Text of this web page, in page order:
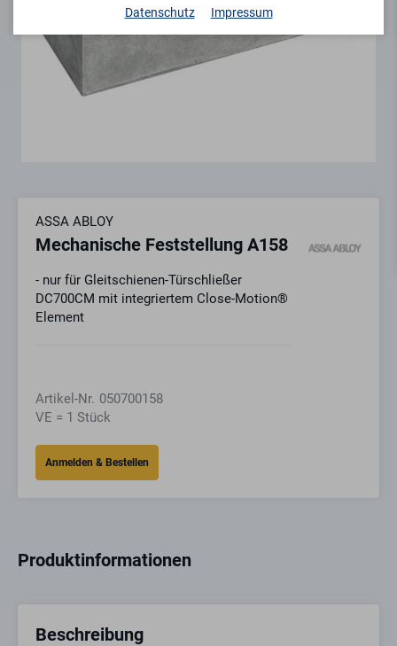
ASSA ABLOY
Mechanische Feststellung A158
- nur für Gleitschienen-Türschließer
DC700CM mit integriertem Close-Motion®
Element
Artikel-Nr. 050700158
VE = 1 Stück
Produktinformationen
Beschreibung
Datenschutz Impressum